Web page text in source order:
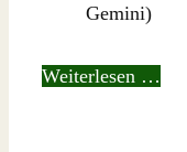
Gemini)
Weiterlesen …